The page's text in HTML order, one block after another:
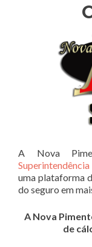
A Nova
uma plataforma
do seguro em
A Nova
de